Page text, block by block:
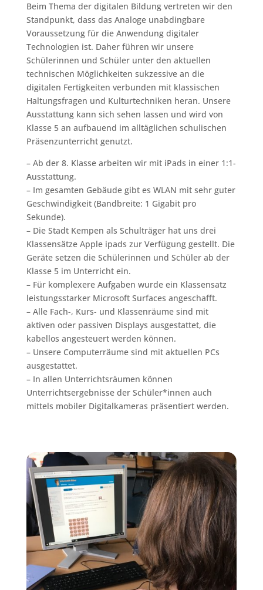
Beim Thema der digitalen Bildung vertreten wir den
Standpunkt, dass das Analoge unabdingbare
Voraussetzung für die Anwendung digitaler
Technologien ist. Daher führen wir unsere
Schülerinnen und Schüler unter den aktuellen
technischen Möglichkeiten sukzessive an die
digitalen Fertigkeiten verbunden mit klassischen
Haltungsfragen und Kulturtechniken heran. Unsere
Ausstattung kann sich sehen lassen und wird von
Klasse 5 an aufbauend im alltäglichen schulischen
Präsenzunterricht genutzt.
– Ab der 8. Klasse arbeiten wir mit iPads in einer 1:1-
Ausstattung.
– Im gesamten Gebäude gibt es WLAN mit sehr guter
Geschwindigkeit (Bandbreite: 1 Gigabit pro
Sekunde).
– Die Stadt Kempen als Schulträger hat uns drei
Klassensätze Apple ipads zur Verfügung gestellt. Die
Geräte setzen die Schülerinnen und Schüler ab der
Klasse 5 im Unterricht ein.
– Für komplexere Aufgaben wurde ein Klassensatz
leistungsstarker Microsoft Surfaces angeschafft.
– Alle Fach-, Kurs- und Klassenräume sind mit
aktiven oder passiven Displays ausgestattet, die
kabellos angesteuert werden können.
– Unsere Computerräume sind mit aktuellen PCs
ausgestattet.
– In allen Unterrichtsräumen können
Unterrichtsergebnisse der Schüler*innen auch
mittels mobiler Digitalkameras präsentiert werden.